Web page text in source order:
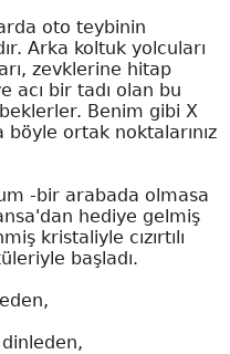
oto teybinin
Arka koltuk yolcuları
zevklerine hitap
acı bir tadı olan bu
Benim gibi X
böyle ortak noktalarınız
-bir arabada olmasa
hediye gelmiş
kristaliyle cızırtılı
başladı.